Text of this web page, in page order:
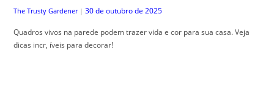
The Trusty Gardener | 30 de outubro de 2025
Quadros vivos na parede podem trazer vida e cor para sua casa. Veja
dicas incr, íveis para decorar!